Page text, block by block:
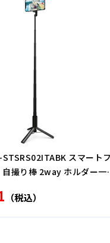
スマートフ
自撮り棒 2way ホルダー一
（税込）